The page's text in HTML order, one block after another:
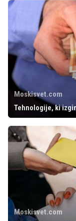
Moskisvet.com
Tehnologije, ki
Moskisvet.com